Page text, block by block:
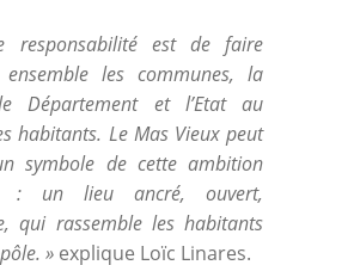
responsabilité est de faire
ensemble les communes, la
Département et l’Etat au
habitants. Le Mas Vieux peut
symbole de cette ambition
: un lieu ancré, ouvert,
qui rassemble les habitants
» explique Loïc Linares.